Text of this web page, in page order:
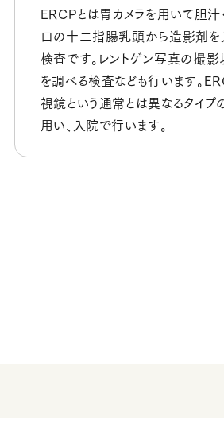
ERCPとは胃カメラを用いて胆汁
口の十二指腸乳頭から造影剤を
検査です。レントゲン写真の撮
を調べる検査なども行います。
視鏡という通常とは異なるタイプ
用い、入院で行います。